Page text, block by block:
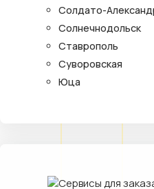
Солдато-
Солнечнодольск
Ставрополь
Суворовская
Юца